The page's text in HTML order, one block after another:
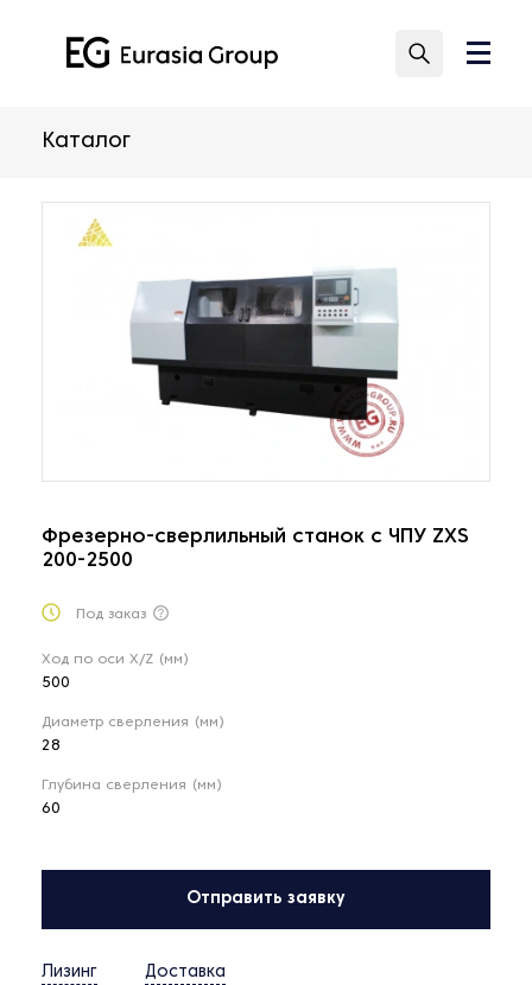
Каталог
Фрезерно-сверлильный станок с ЧПУ ZXS
200-2500
Под заказ
Ход по оси X/Z (мм)
500
Диаметр сверления (мм)
28
Глубина сверления (мм)
60
Отправить заявку
Лизинг Доставка